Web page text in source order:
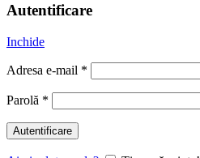
Autentificare
Inchide
Adresa e-mail *
Parolă *
Autentificare